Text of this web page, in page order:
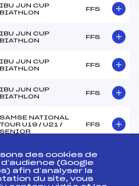
IBU JUN CUP
BIATHLON
FFS
IBU JUN CUP
BIATHLON
FFS
IBU JUN CUP
BIATHLON
FFS
IBU JUN CUP
BIATHLON
FFS
SAMSE NATIONAL
TOUR U19 / U21 /
SENIOR
FFS
IBU CUP BIATHLON FFS
IBU CUP BIATHLON FFS
des cookies de
(Google
afin d’analyser la
du site, vous